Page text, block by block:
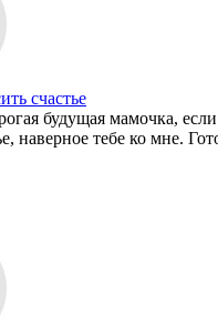
счастье
будущая мамочка,
наверное тебе ко мне.